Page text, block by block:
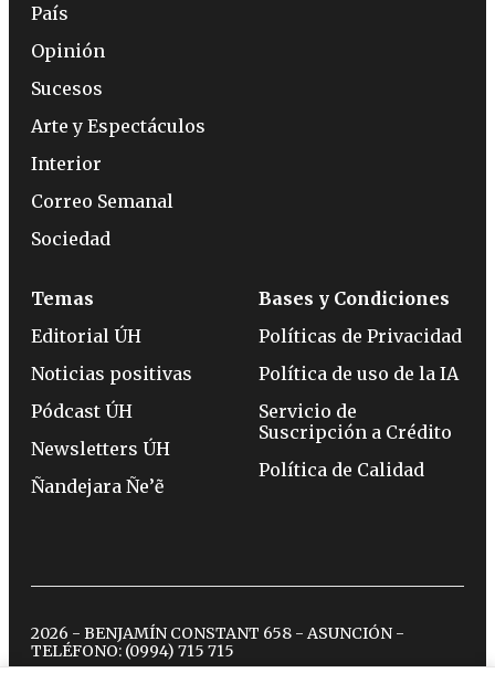
País
Opinión
Sucesos
Arte y Espectáculos
Interior
Correo Semanal
Sociedad
Temas
Editorial ÚH
Noticias positivas
Pódcast ÚH
Newsletters ÚH
Ñandejara Ñe’ẽ
Bases y Condiciones
Políticas de Privacidad
Política de uso de la IA
Servicio de
Suscripción a Crédito
Política de Calidad
2026 - BENJAMÍN CONSTANT 658 - ASUNCIÓN -
TELÉFONO: (0994) 715 715